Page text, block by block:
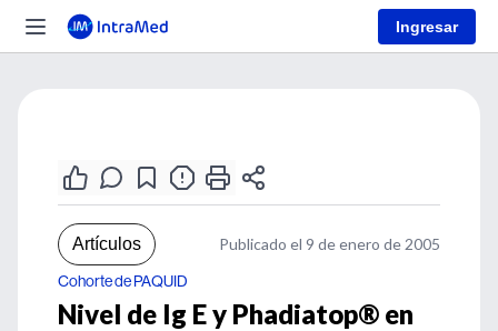
Ingresar
Artículos Publicado el 9 de enero de 2005
Cohorte de PAQUID
Nivel de Ig E y Phadiatop® en